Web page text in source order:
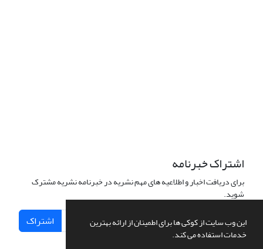
این وب سایت از کوکی ها برای اطمینان از ارائه بهترین
خدمات استفاده می کند.
اشتراک خبرنامه
برای دریافت اخبار و اطلاعیه های مهم نشریه در خبرنامه نشریه مشترک
شوید.
اشتراک